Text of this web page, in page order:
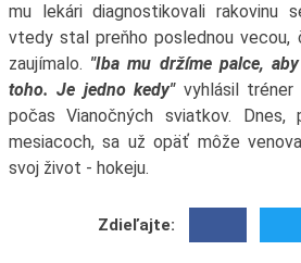
mu lekári diagnostikovali rakovinu
vtedy stal preňho poslednou vecou,
zaujímalo. "Iba mu držíme palce,
toho. Je jedno kedy"vyhlásil tréner
počas Vianočných sviatkov.
mesiacoch, sa už opäť môže
svoj život - hokeju.
Zdieľajte: